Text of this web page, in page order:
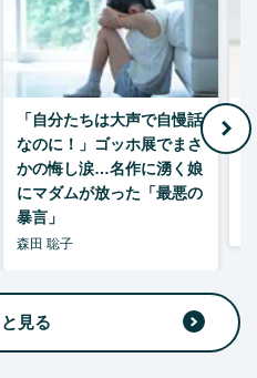
「自分たちは大声で自慢話
なのに！」ゴッホ展でまさ
かの悔し涙…名作に湧く娘
にマダムが放った「最悪の
暴言」
森田 聡子
見る